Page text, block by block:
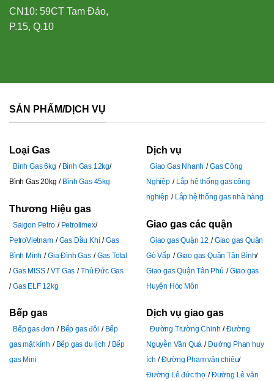
CN10: 59CT Tam Đảo,
P.15, Q.10
SẢN PHẨM/DỊCH VỤ
Loại Gas
Bình Gas 6kg
Bình Gas 12kg
Bình Gas 20kg
Bình Gas 45kg
Thương Hiệu gas
Saigon Petro
Petrolimex
PetroVietnam
Gas Dầu Khí
Gas
Bình Minh
Gia Đình Gas
Gas Total
Gas MISS
VT Gas
Thủ Đức Gas
Gas ELF 12kg
Bếp gas
Bếp gas đơn Bếp gas đôi
Bếp
gas mặt kính
Bếp gas du lịch
Bếp
gas Mini
Dịch vụ
Giao Gas Nhanh
Gas Công
Nghiệp
Lắp hệ thống gas công
nghiệp
Lắp hệ thống gas nhà hàng
Giao gas các quận
Giao gas Quận 12
Giao gas Quận
Gò Vấp
Giao gas Quận Tân Bình
Giao gas Quận Tân Phú
Giao gas
Huyện Hóc Môn
Dịch vụ giao gas
Đường Trường Chinh
Đường
Nguyễn Văn Quá
Đường Phan huy
ích
Đường Pham văn chiêu
Đường Lê đức thọ
Đường Lê văn